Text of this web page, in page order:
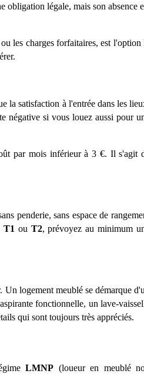
obligation légale, mais son absence
ou les charges forfaitaires, est l'option
érer.
la satisfaction à l'entrée dans les
négative si vous louez aussi pour
ût par mois inférieurà 3 €. Il s'agit
penderie, sans espace de
T1 ou T2, prévoyez au minimum
Un logement meublé se démarque
fonctionnelle, un lave-
qui sont toujours très appréciés.
LMNP (loueur en meublé